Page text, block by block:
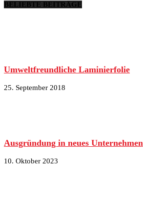
BELIEBTE BEITRÄGE
Umweltfreundliche Laminierfolie
25. September 2018
Ausgründung in neues Unternehmen
10. Oktober 2023